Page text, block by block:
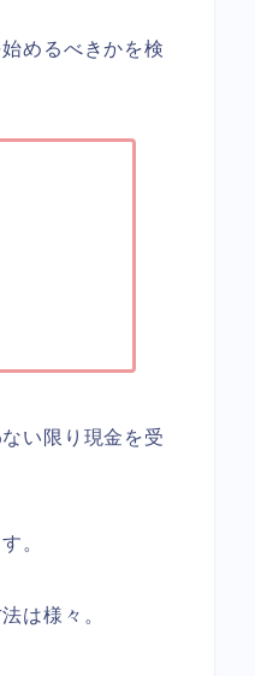
めるべきかを検
い限り現金を受
。
は様々。